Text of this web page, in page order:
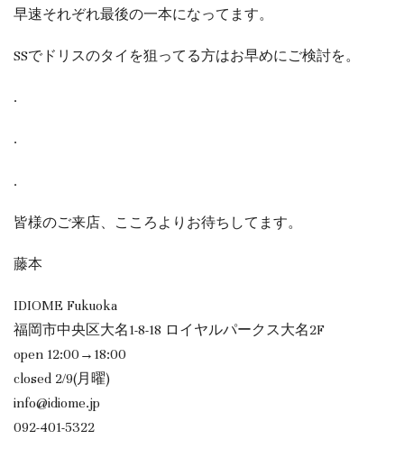
早速それぞれ最後の一本になってます。
SSでドリスのタイを狙ってる方はお早めにご検討を。
.
.
.
皆様のご来店、こころよりお待ちしてます。
藤本
IDIOME Fukuoka
福岡市中央区大名1-8-18 ロイヤルパークス大名2F
open 12:00→18:00
closed 2/9(月曜)
info@idiome.jp
092-401-5322